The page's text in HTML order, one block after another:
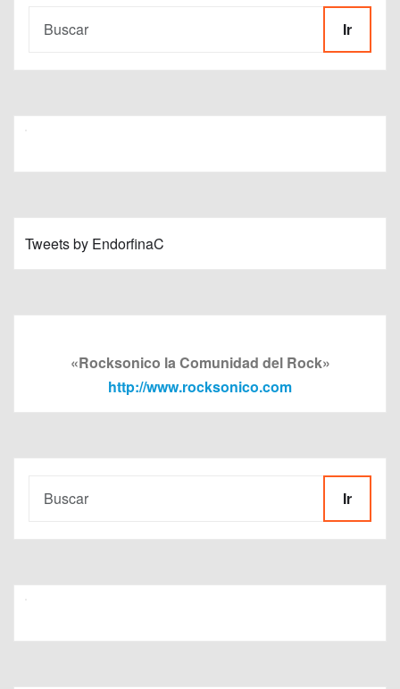
Ir
Tweets by EndorfinaC
«Rocksonico la Comunidad del Rock»
http://www.rocksonico.com
Ir